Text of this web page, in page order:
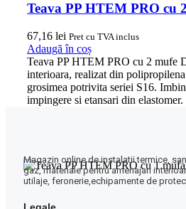
Teava PP HTEM PRO cu
67,16 lei Pret cu TVA inclus
Adaugă în coș
Teava PP HTEM PRO cu 2 mufe
interioara, realizat din
grosimea potrivita seriei S16.
impingere si etansari din elastomer.
Magazin online de instalatii termice,
gaz, materiale pentru amenajari
utilaje, feronerie,echipamente de
Legale